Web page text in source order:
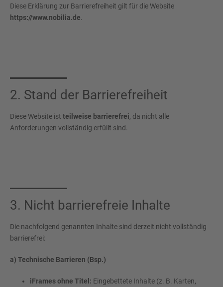
Diese Erklärung zur Barrierefreiheit gilt für die Website
https://www.nobilia.de
2. Stand der Barrierefreiheit
Diese Website ist teilweise barrierefrei, da nicht alle
Anforderungen vollständig erfüllt sind.
3. Nicht barrierefreie Inhalte
Die nachfolgend genannten Inhalte sind derzeit nicht vollständig
barrierefrei:
a) Technische Barrieren (Bsp.)
iFrames ohne Titel: Eingebettete Inhalte (z. B. Karten,